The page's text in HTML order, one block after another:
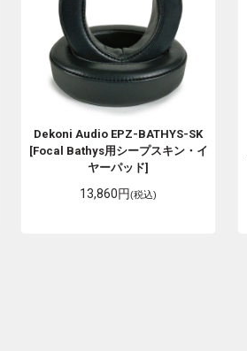
Dekoni Audio EPZ-BATHYS-SK
[Focal Bathys用シープスキン・イ
ヤーパッド]
13,860円(税込)